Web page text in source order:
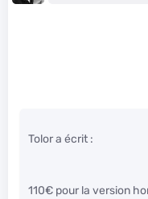
Tolor a écrit :
110€ pour la version